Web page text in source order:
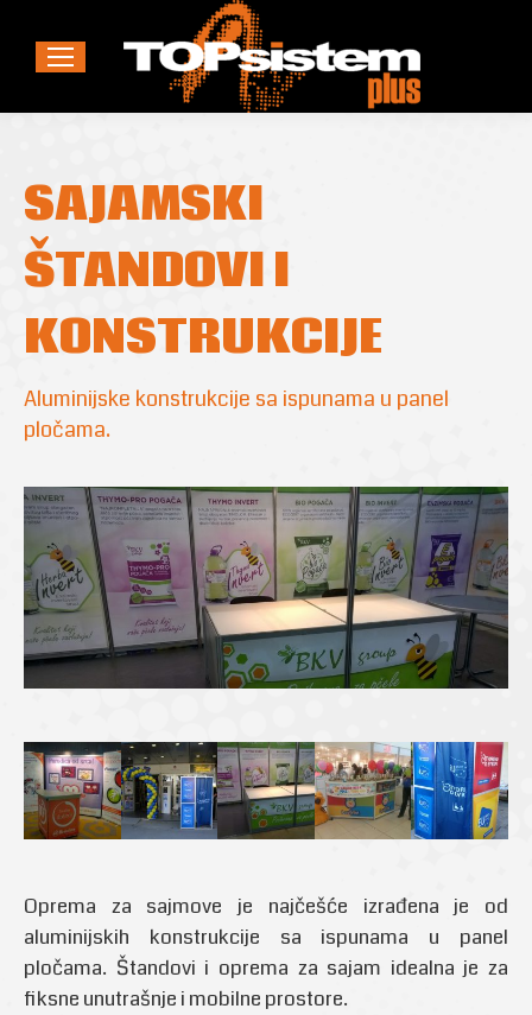
SAJAMSKI
ŠTANDOVI I
KONSTRUKCIJE
Aluminijske konstrukcije sa ispunama u panel
pločama.
Oprema za sajmove je najčešće izrađena je od
aluminijskih konstrukcije sa ispunama u panel
pločama. Štandovi i oprema za sajam idealna je za
fiksne unutrašnje i mobilne prostore.